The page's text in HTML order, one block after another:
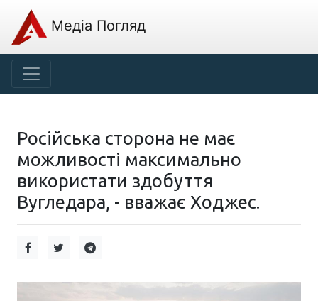
Медіа Погляд
Російська сторона не має
можливості максимально
використати здобуття
Вугледара, - вважає Ходжес.